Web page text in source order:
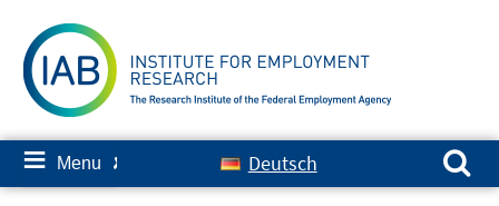
content
≡ Menu ✘ Deutsch
Search for: